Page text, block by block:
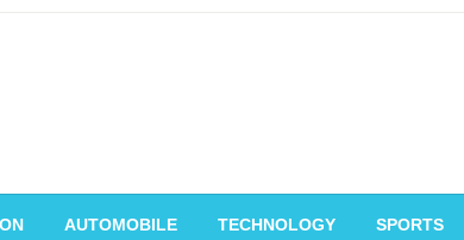
AUTOMOBILE TECHNOLOGY SPORTS